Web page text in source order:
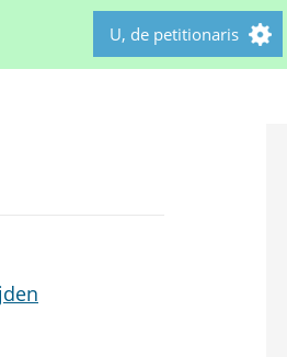
U, de petitionaris